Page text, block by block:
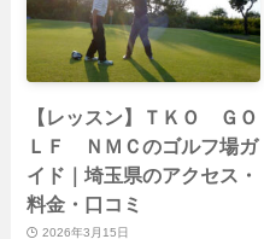
【レッスン】ＴＫＯ ＧＯ
ＬＦ ＮＭＣのゴルフ場ガ
イド｜埼玉県のアクセス・
料金・口コミ
2026年3月15日